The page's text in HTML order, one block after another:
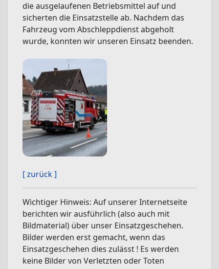
die ausgelaufenen Betriebsmittel auf und
sicherten die Einsatzstelle ab. Nachdem das
Fahrzeug vom Abschleppdienst abgeholt
wurde, konnten wir unseren Einsatz beenden.
[ zurück ]
Wichtiger Hinweis: Auf unserer Internetseite
berichten wir ausführlich (also auch mit
Bildmaterial) über unser Einsatzgeschehen.
Bilder werden erst gemacht, wenn das
Einsatzgeschehen dies zulässt ! Es werden
keine Bilder von Verletzten oder Toten